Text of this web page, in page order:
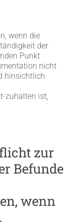
wenn die
der
Punkt
nicht
hinsichtlich
zuhalten ist,
zur
Befunde
wenn